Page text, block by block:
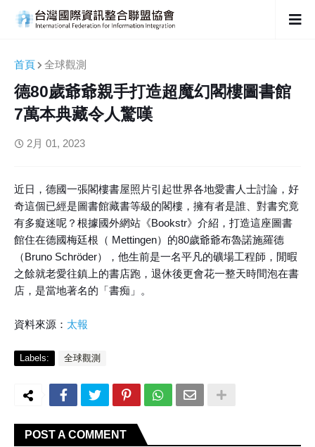
首頁 全球觀測
德80歲爺爺親手打造超魔幻閣樓圖書館
7萬本典藏令人驚嘆
2月 01, 2023
近日，德國一張閣樓書屋照片引起世界各地愛書人士討論，好
奇這個已經是圖書館藏書等級的閣樓，擁有者是誰、對書究竟
有多癡迷呢？根據國外網站《Bookstr》介紹，打造這座圖書
館住在德國梅廷根（ Mettingen）的80歲爺爺布魯諾施羅德
（Bruno Schröder），他生前是一名平凡的礦場工程師，閒暇
之餘就老愛往鎮上的書店跑，退休後更會花一整天時間泡在書
店，是當地著名的「書痴」。
資料來源： 太報
Labels: 全球觀測
POST A COMMENT